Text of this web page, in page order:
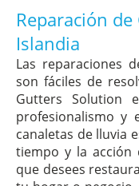
Reparación
Islandia
Las reparaciones
son fáciles de
Gutters Solution
profesionalismo y
canaletas de lluvia
tiempo y la acción
que desees